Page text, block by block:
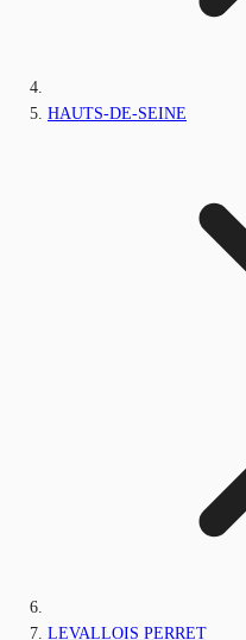
HAUTS-DE-SEINE
LEVALLOIS PERRET